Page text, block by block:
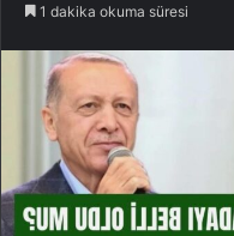
1 dakika okuma süresi